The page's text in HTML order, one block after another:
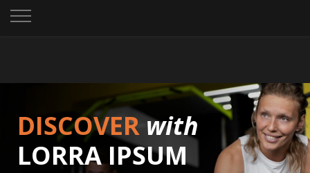
DISCOVERwith
LORRA IPSUM